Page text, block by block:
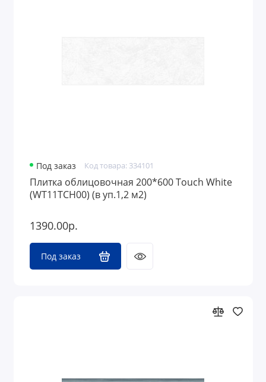
Под заказ Код товара: 334101
Плитка облицовочная 200*600 Touch White
(WT11TCH00) (в уп.1,2 м2)
1390.00р.
Под заказ